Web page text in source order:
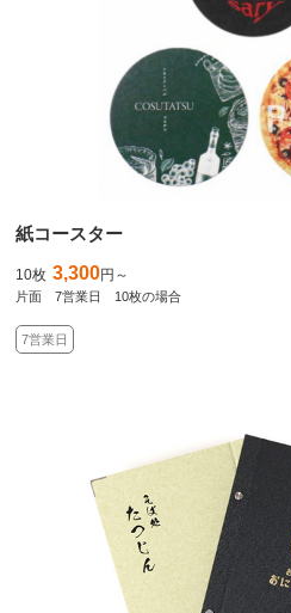
紙コースター
10枚 3,300円～
片面 7営業日 10枚の場合
7営業日